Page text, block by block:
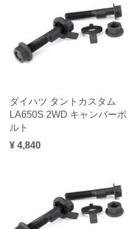
ダイハツ タントカスタム
LA650S 2WD キャンバーボ
ルト
¥ 4,840